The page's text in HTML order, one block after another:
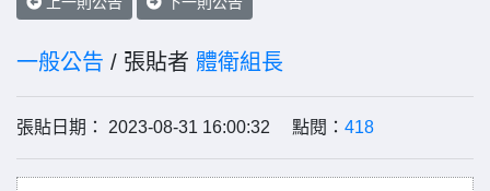
一般公告 / 張貼者 體衛組長
張貼日期： 2023-08-31 16:00:32 點閱： 418